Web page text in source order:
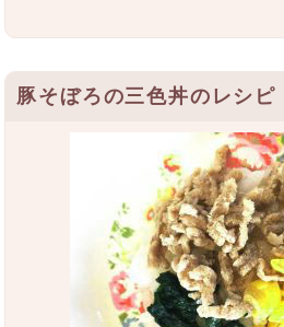
豚そぼろの三色丼のレシピ